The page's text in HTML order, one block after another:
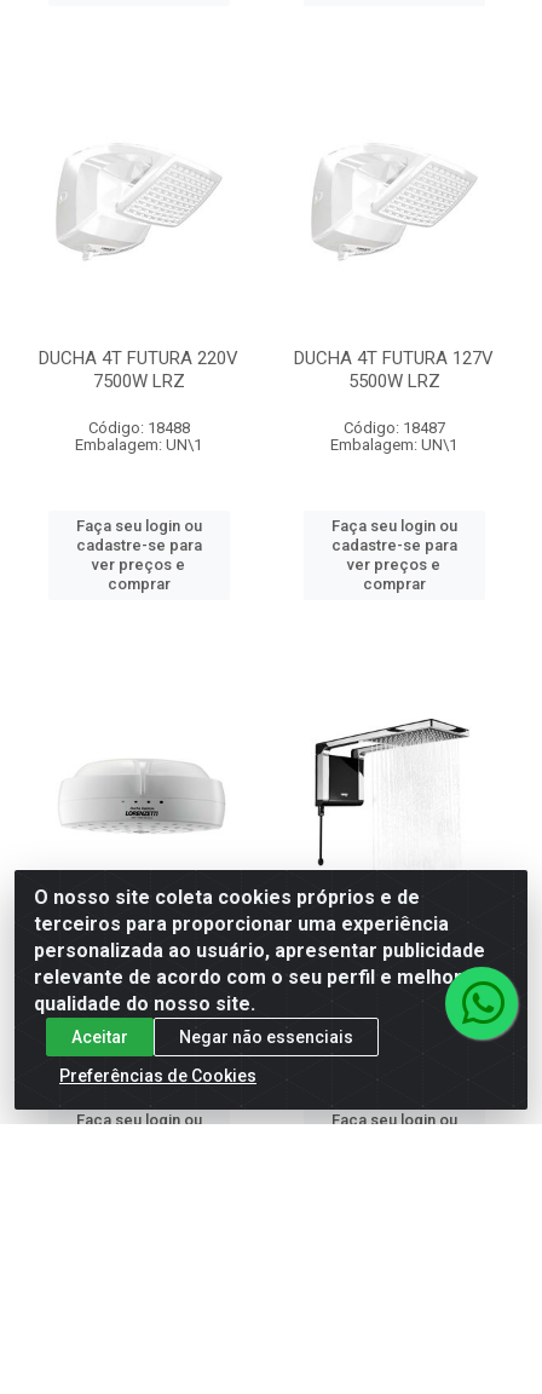
DUCHA 4T FUTURA 220V
7500W LRZ
Código: 18488
Embalagem: UN\1
Faça seu login ou
cadastre-se para
ver preços e
comprar
DUCHA 4T FUTURA 127V
5500W LRZ
Código: 18487
Embalagem: UN\1
Faça seu login ou
cadastre-se para
ver preços e
comprar
DUCHA 4T FASHION 220V
6800W BCAL RZ
Código: 16247
Embalagem: UN\1
Faça seu login ou
DUCHA ELET ACQUA STORM
ULTRA 220V 7800W PTO/CR
Código: 21538
Embalagem: UN\1
Faça seu login ou
O nosso site coleta cookies próprios e de
terceiros para proporcionar uma experiência
personalizada ao usuário, apresentar publicidade
relevante de acordo com o seu perfil e melhorar a
qualidade do nosso site.
Aceitar
Negar não essenciais
Preferências de Cookies